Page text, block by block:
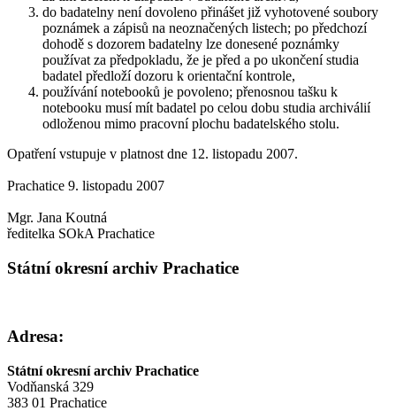
do badatelny není dovoleno přinášet již vyhotovené soubory
poznámek a zápisů na neoznačených listech; po předchozí
dohodě s dozorem badatelny lze donesené poznámky
používat za předpokladu, že je před a po ukončení studia
badatel předloží dozoru k orientační kontrole,
používání notebooků je povoleno; přenosnou tašku k
notebooku musí mít badatel po celou dobu studia archiválií
odloženou mimo pracovní plochu badatelského stolu.
Opatření vstupuje v platnost dne 12. listopadu 2007.
Prachatice 9. listopadu 2007
Mgr. Jana Koutná
ředitelka SOkA Prachatice
Státní okresní archiv Prachatice
Adresa:
Státní okresní archiv Prachatice
Vodňanská 329
383 01 Prachatice